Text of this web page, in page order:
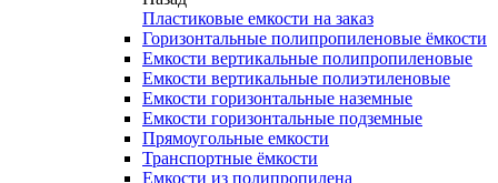
Пластиковые емкости на заказ
Горизонтальные полипропиленовые ёмкости
Емкости вертикальные полипропиленовые
Емкости вертикальные полиэтиленовые
Емкости горизонтальные наземные
Емкости горизонтальные подземные
Прямоугольные емкости
Транспортные ёмкости
Емкости из полипропилена